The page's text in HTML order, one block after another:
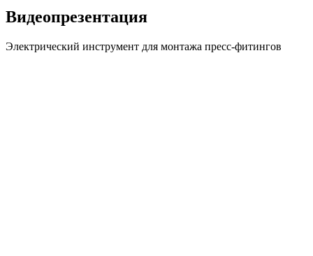
Видеопрезентация
Электрический инструмент для монтажа пресс-фитингов